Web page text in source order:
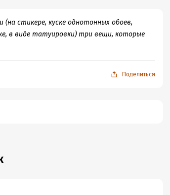
стикере, куске однотонных обоев,
в виде татуировки) три вещи, которые
Поделиться